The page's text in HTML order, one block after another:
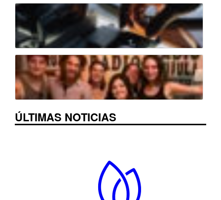
ÚLTIMAS NOTICIAS